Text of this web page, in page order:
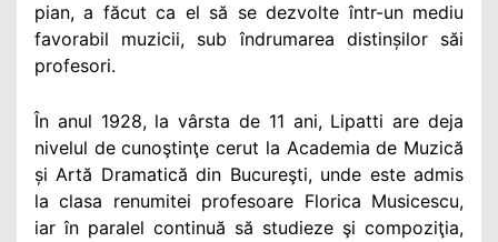
pian, a făcut ca el să se dezvolte într-un mediu
favorabil muzicii, sub îndrumarea distinșilor săi
profesori.
În anul 1928, la vârsta de 11 ani, Lipatti are deja
nivelul de cunoştinţe cerut la Academia de Muzică
și Artă Dramatică din Bucureşti, unde este admis
la clasa renumitei profesoare Florica Musicescu,
iar în paralel continuă să studieze şi compoziţia,